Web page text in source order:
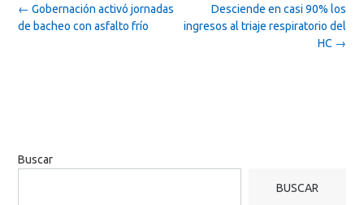
Post
navigation
Desciende en casi 90% los
ingresos al triaje respiratorio del
HC →
← Gobernación activó jornadas
de bacheo con asfalto frío
Buscar
BUSCAR